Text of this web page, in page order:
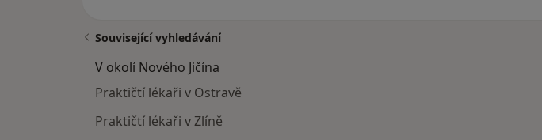
Související vyhledávání
V okolí Nového Jičína
Praktičtí lékaři v Ostravě
Praktičtí lékaři v Zlíně